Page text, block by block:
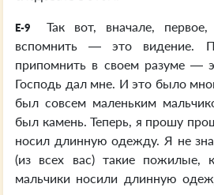
E-9
Так вот, вначале,
вспомнить — это видение.
припомнить в своем разуме —
Господь дал мне. И это было
был совсем маленьким
был камень. Теперь, я прошу
носил длинную одежду. Я не
(из всех вас) такие пожилые,
мальчики носили длинную